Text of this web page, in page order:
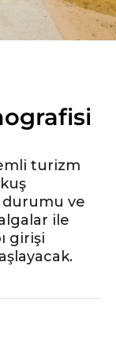
turizm
durumu ve
ile
girişi